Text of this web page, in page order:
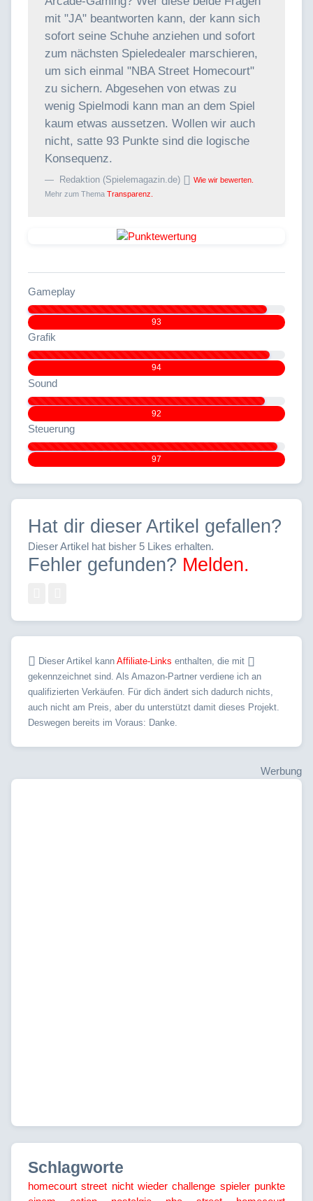
mit "JA" beantworten kann, der kann sich
sofort seine Schuhe anziehen und sofort
zum nächsten Spieledealer marschieren,
um sich einmal "NBA Street Homecourt"
zu sichern. Abgesehen von etwas zu
wenig Spielmodi kann man an dem Spiel
kaum etwas aussetzen. Wollen wir auch
nicht, satte 93 Punkte sind die logische
Konsequenz.
Redaktion (Spielemagazin.de)
Wie wir bewerten.
Mehr zum Thema Transparenz.
Gameplay
93
Grafik
94
Sound
92
Steuerung
97
Hat dir dieser Artikel gefallen?
Dieser Artikel hat bisher 5 Likes erhalten.
Fehler gefunden? Melden.
Dieser Artikel kann Affiliate-Links enthalten, die mit
gekennzeichnet sind. Als Amazon-Partner verdiene ich an
qualifizierten Verkäufen. Für dich ändert sich dadurch nichts,
auch nicht am Preis, aber du unterstützt damit dieses Projekt.
Deswegen bereits im Voraus: Danke.
Werbung
Schlagworte
homecourt street nicht wieder challenge spieler punkte